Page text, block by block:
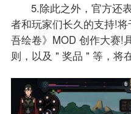
5.除此之外，官方还
者和玩家们长久的支持!
吾绘卷》MOD 创作大赛!
则，以及 " 奖品 " 等，将